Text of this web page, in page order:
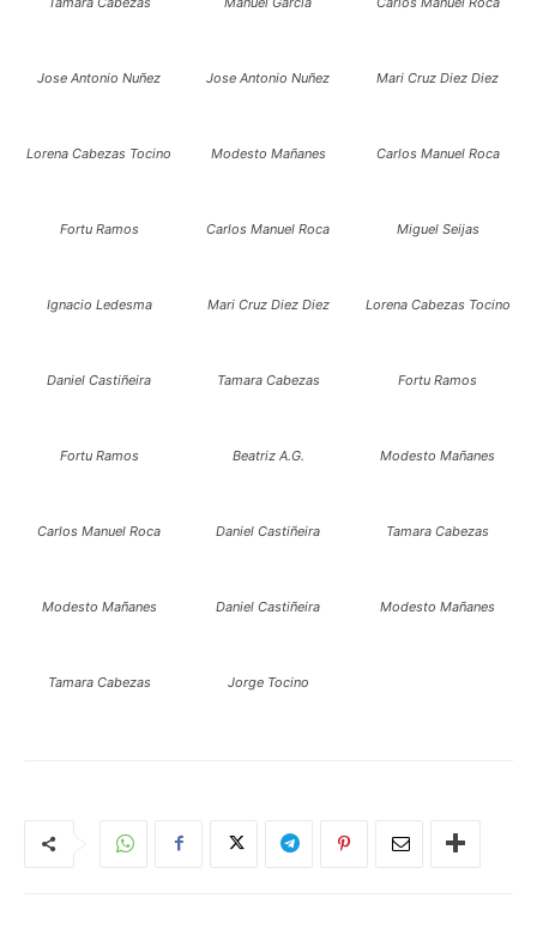
Jose Antonio Nuñez Jose Antonio Nuñez Mari Cruz Diez Diez
Lorena Cabezas Tocino Modesto Mañanes Carlos Manuel Roca
Fortu Ramos Carlos Manuel Roca Miguel Seijas
Ignacio Ledesma Mari Cruz Diez Diez Lorena Cabezas Tocino
Daniel Castiñeira Tamara Cabezas Fortu Ramos
Fortu Ramos Beatriz A.G. Modesto Mañanes
Carlos Manuel Roca Daniel Castiñeira Tamara Cabezas
Modesto Mañanes Daniel Castiñeira Modesto Mañanes
Tamara Cabezas Jorge Tocino